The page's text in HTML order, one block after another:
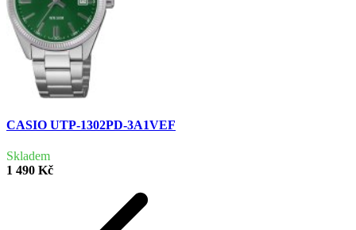
CASIO UTP-1302PD-3A1VEF
Skladem
1 490 Kč